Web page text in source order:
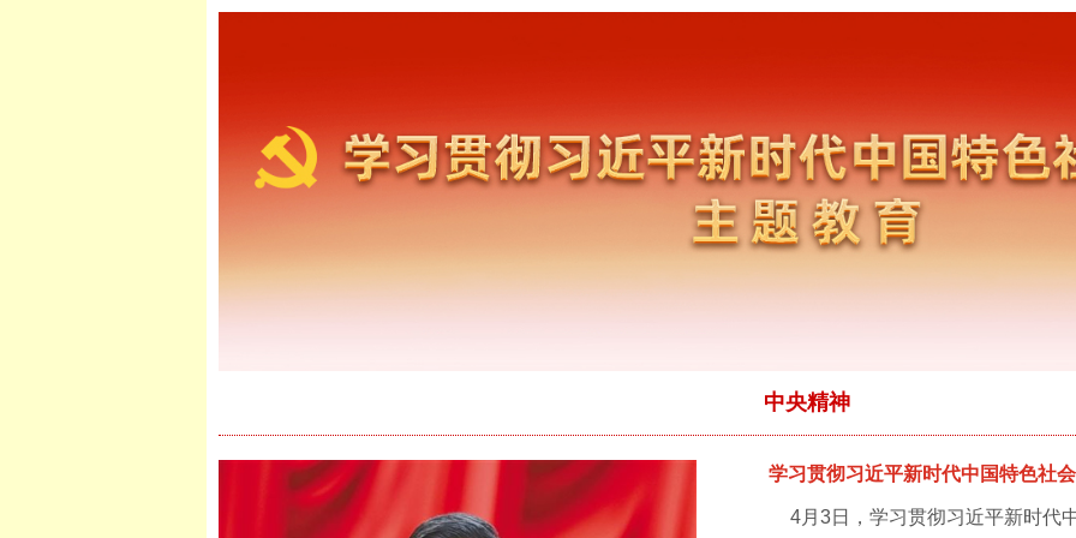
中央精神
学习贯彻习近平新时代中国特色社
4月3日，学习贯彻习近平新时代